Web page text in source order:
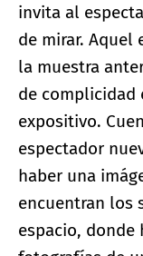
invita al
de mirar. Aquel
la muestra
de complicidad
expositivo.
espectador
haber una
encuentran los
espacio, donde